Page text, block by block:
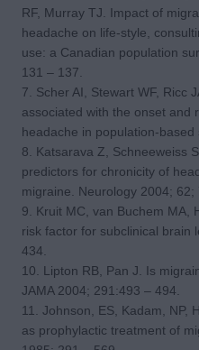
RF, Murray TJ. Impact of
headache on life-style,
use: a Canadian population
131 – 137.
7. Scher AI, Stewart WF, Ricc
associated with the onset and
headache in population-based
8. Katsarava Z, Schneeweiss
predictors for chronicity of
migraine. Neurology 2004; 62;
9. Kruit MC, van Buchem MA,
risk factor for subclinical brain
434.
10. Lipton RB, Pan J. Is
JAMA 2004; 291:493 – 494.
11. Johnson, ES, Kadam, NP,
as prophylactic treatment of